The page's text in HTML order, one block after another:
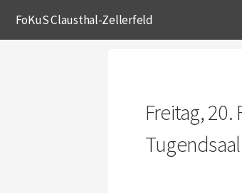
FoKuS Clausthal-Zellerfeld
Freitag,